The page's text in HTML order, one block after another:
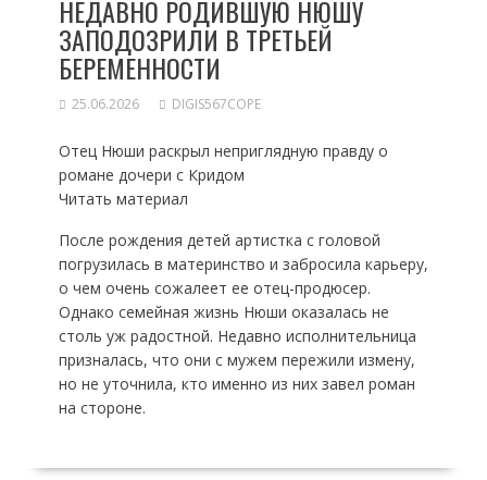
НЕДАВНО РОДИВШУЮ НЮШУ
ЗАПОДОЗРИЛИ В ТРЕТЬЕЙ
БЕРЕМЕННОСТИ
25.06.2026 DIGIS567COPE
Отец Нюши раскрыл неприглядную правду о
романе дочери с Кридом
Читать материал
После рождения детей артистка с головой
погрузилась в материнство и забросила карьеру,
о чем очень сожалеет ее отец-продюсер.
Однако семейная жизнь Нюши оказалась не
столь уж радостной. Недавно исполнительница
призналась, что они с мужем пережили измену,
но не уточнила, кто именно из них завел роман
на стороне.